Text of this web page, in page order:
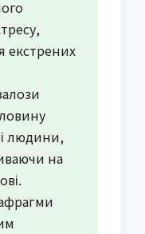
екстрених
людини,
на